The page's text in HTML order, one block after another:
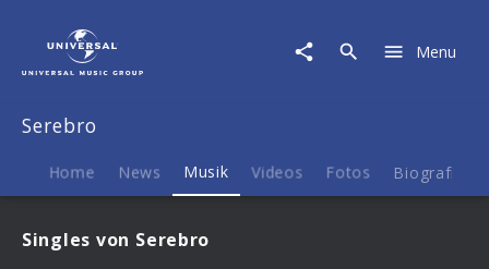
Menu
Serebro
Home News Musik Videos Fotos Biografie
Singles von Serebro